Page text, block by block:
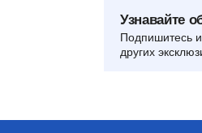
Узнавайте
Подпишитесь
других